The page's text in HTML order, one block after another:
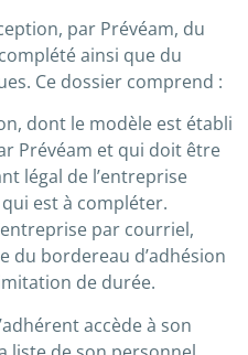
par Prévéam, du
ainsi que du
Ce dossier comprend :
dont le modèle est établi
Prévéam et qui doit être
légal de l’entreprise
est à compléter.
par courriel,
du bordereau d’adhésion
de durée.
accède à son